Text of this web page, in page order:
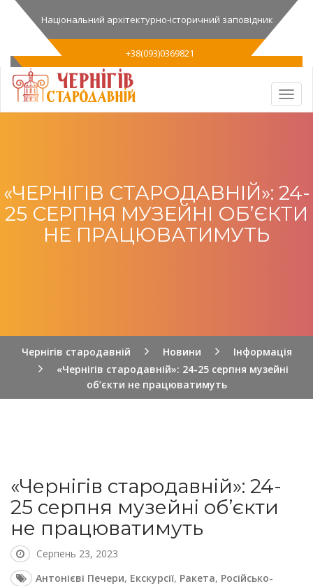
Національний архітектурно-історичний заповідник
+38(093)0369821
«ЧЕРНІГІВ СТАРОДАВНІЙ»: 24-
25 СЕРПНЯ МУЗЕЙНІ ОБ’ЄКТИ
НЕ ПРАЦЮВАТИМУТЬ
Чернігів стародавній Новини
Інформація
«Чернігів стародавній»: 24-25 серпня музейні
об’єкти не працюватимуть
«Чернігів стародавній»: 24-
25 серпня музейні об’єкти
не працюватимуть
Серпень 23, 2023
Антонієві Печери, Екскурсії, Ракета, Російсько-